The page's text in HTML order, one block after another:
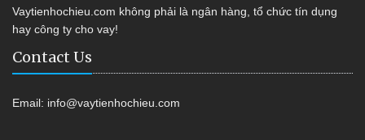
Vaytienhochieu.com không phải là ngân hàng, tổ chức tín dụng
hay công ty cho vay!
Contact Us
Email: info@vaytienhochieu.com